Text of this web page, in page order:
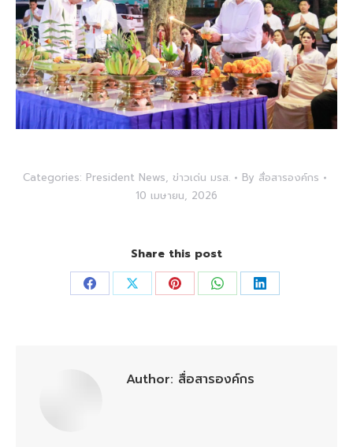
Categories: President News, ข่าวเด่น มรส. By สื่อสารองค์กร
10 เมษายน, 2026
Share this post
Share Share Share Share Share
Author: สื่อสารองค์กร